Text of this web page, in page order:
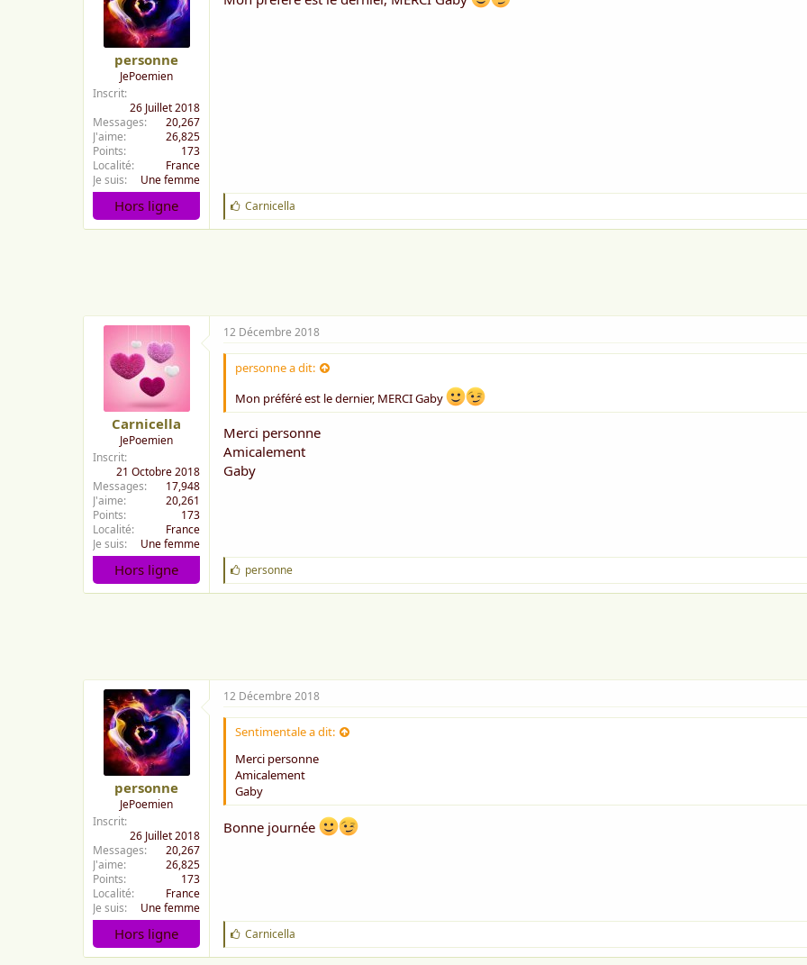
personne
JePoemien
Inscrit
26 Juillet 2018
Messages
20,267
J'aime
26,825
Points
173
Localité
France
Je suis
Une femme
Hors ligne
J
'
a
Carnicella
Carnicella
JePoemien
Inscrit
21 Octobre 2018
Messages
17,948
J'aime
20,261
Points
173
Localité
France
Je suis
Une femme
Hors ligne
12 Décembre 2018
personne a dit:
Mon préféré est le dernier, MERCI Gaby
Merci personne
Amicalement
Gaby
J
'
a
personne
personne
JePoemien
Inscrit
26 Juillet 2018
Messages
20,267
J'aime
26,825
Points
173
Localité
France
Je suis
Une femme
Hors ligne
12 Décembre 2018
Sentimentale a dit:
Merci personne
Amicalement
Gaby
Bonne journée
J
'
a
Carnicella